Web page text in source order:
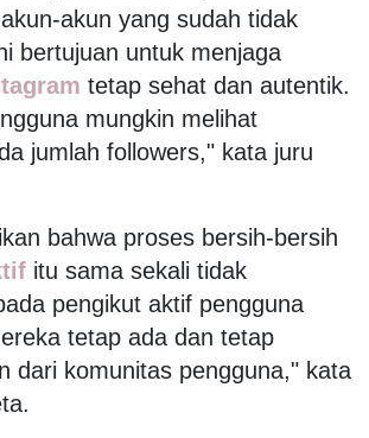
akun yang sudah tidak
bertujuan untuk menjaga
tetap sehat dan autentik.
mungkin melihat
jumlah followers," kata juru
bahwa proses bersih-bersih
itu sama sekali tidak
pengikut aktif pengguna
tetap ada dan tetap
dari komunitas pengguna," kata